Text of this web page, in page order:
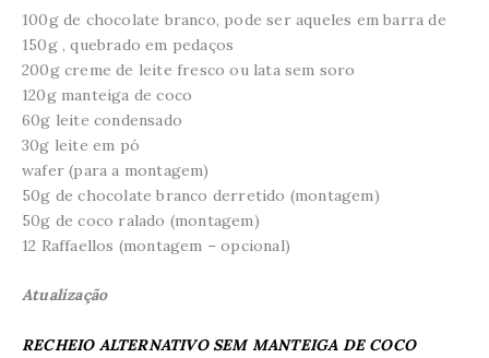
100g de chocolate branco, pode ser aqueles em barra de
150g , quebrado em pedaços
200g creme de leite fresco ou lata sem soro
120g manteiga de coco
60g leite condensado
30g leite em pó
wafer (para a montagem)
50g de chocolate branco derretido (montagem)
50g de coco ralado (montagem)
12 Raffaellos (montagem – opcional)
Atualização
RECHEIO ALTERNATIVO SEM MANTEIGA DE COCO